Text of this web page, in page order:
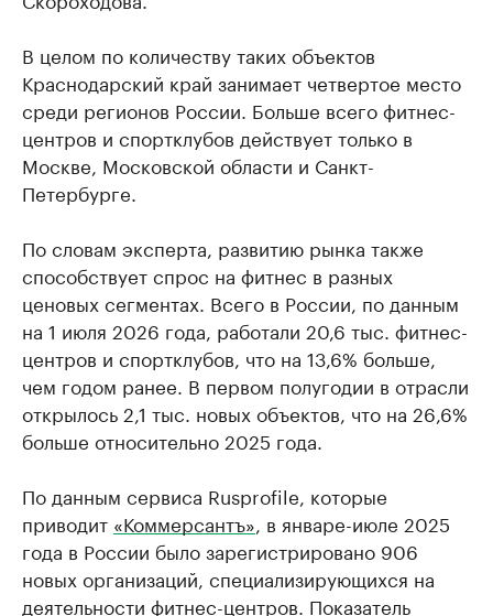
В целом по количеству таких объектов
Краснодарский край занимает четвертое место
среди регионов России. Больше всего фитнес-
центров и спортклубов действует только в
Москве, Московской области и Санкт-
Петербурге.
По словам эксперта, развитию рынка также
способствует спрос на фитнес в разных
ценовых сегментах. Всего в России, по данным
на 1 июля 2026 года, работали 20,6 тыс. фитнес-
центров и спортклубов, что на 13,6% больше,
чем годом ранее. В первом полугодии в отрасли
открылось 2,1 тыс. новых объектов, что на 26,6%
больше относительно 2025 года.
По данным сервиса Rusprofile, которые
приводит «Коммерсантъ» , в январе-июле 2025
года в России было зарегистрировано 906
новых организаций, специализирующихся на
деятельности фитнес-центров. Показатель